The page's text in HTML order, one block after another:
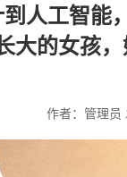
人工智能
大的女孩
作者：管理员